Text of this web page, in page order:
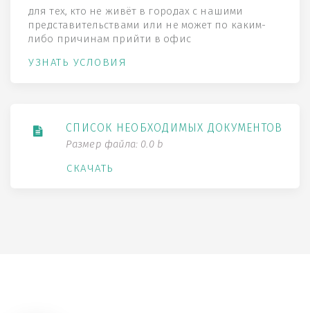
для тех, кто не живёт в городах с нашими
представительствами или не может по каким-
либо причинам прийти в офис
УЗНАТЬ УСЛОВИЯ
СПИСОК НЕОБХОДИМЫХ ДОКУМЕНТОВ
Размер файла: 0.0 b
СКАЧАТЬ